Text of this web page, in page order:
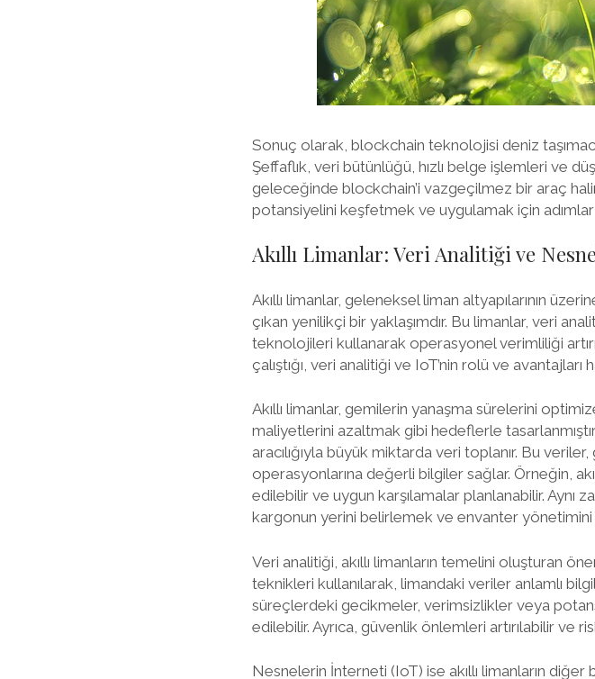
Sonuç olarak, blockchain teknolojisi deniz
Şeffaflık, veri bütünlüğü, hızlı belge işlemleri ve
geleceğinde blockchain’i vazgeçilmez bir araç
potansiyelini keşfetmek ve uygulamak için
Akıllı Limanlar: Veri Analitiği ve
Akıllı limanlar, geleneksel liman altyapılarının
çıkan yenilikçi bir yaklaşımdır. Bu limanlar, veri
teknolojileri kullanarak operasyonel verimliliği
çalıştığı, veri analitiği ve IoT’nin rolü ve avantajları
Akıllı limanlar, gemilerin yanaşma sürelerini
maliyetlerini azaltmak gibi hedeflerle
aracılığıyla büyük miktarda veri toplanır. Bu
operasyonlarına değerli bilgiler sağlar. Örneğin,
edilebilir ve uygun karşılamalar planlanabilir. Aynı
kargonun yerini belirlemek ve envanter
Veri analitiği, akıllı limanların temelini oluşturan
teknikleri kullanılarak, limandaki veriler anlamlı
süreçlerdeki gecikmeler, verimsizlikler veya
edilebilir. Ayrıca, güvenlik önlemleri artırılabilir ve
Nesnelerin İnterneti (IoT) ise akıllı limanların